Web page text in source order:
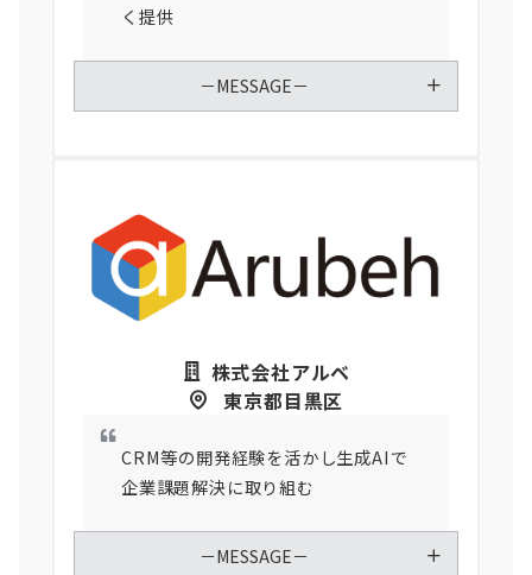
く提供
－MESSAGE－
株式会社アルベ
東京都目黒区
CRM等の開発経験を活かし生成AIで
企業課題解決に取り組む
－MESSAGE－